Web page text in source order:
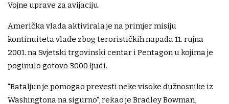
Vojne uprave za avijaciju.
Američka vlada aktivirala je na primjer misiju
kontinuiteta vlade zbog terorističkih napada 11. rujna
2001. na Svjetski trgovinski centar i Pentagon u kojima je
poginulo gotovo 3000 ljudi.
"Bataljun je pomogao prevesti neke visoke dužnosnike iz
Washingtona na sigurno", rekao je Bradley Bowman,